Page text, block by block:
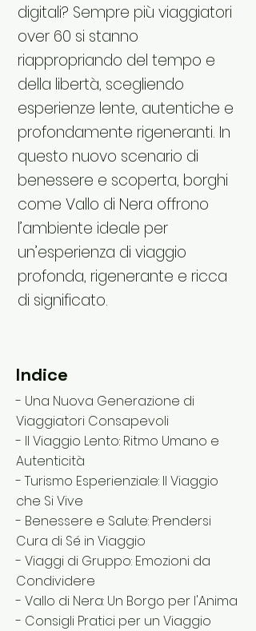
digitali? Sempre più viaggiatori
over 60 si stanno
riappropriando del tempo e
della libertà, scegliendo
esperienze lente, autentiche e
profondamente rigeneranti. In
questo nuovo scenario di
benessere e scoperta, borghi
come Vallo di Nera offrono
l’ambiente ideale per
un’esperienza di viaggio
profonda, rigenerante e ricca
di significato.
Indice
- Una Nuova Generazione di
Viaggiatori Consapevoli
- Il Viaggio Lento: Ritmo Umano e
Autenticità
- Turismo Esperienziale: Il Viaggio
che Si Vive
- Benessere e Salute: Prendersi
Cura di Sé in Viaggio
- Viaggi di Gruppo: Emozioni da
Condividere
- Vallo di Nera: Un Borgo per l'Anima
- Consigli Pratici per un Viaggio